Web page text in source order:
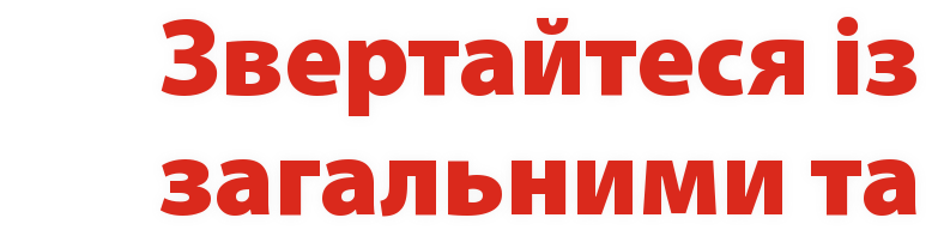
Звертайтеся із
загальними та